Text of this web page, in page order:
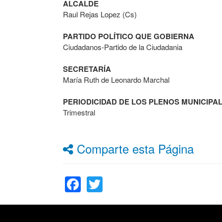
ALCALDE
Raul Rejas Lopez (Cs)
PARTIDO POLÍTICO QUE GOBIERNA
Ciudadanos-Partido de la Ciudadania
SECRETARÍA
María Ruth de Leonardo Marchal
PERIODICIDAD DE LOS PLENOS
Trimestral
Comparte esta Página
Facebook